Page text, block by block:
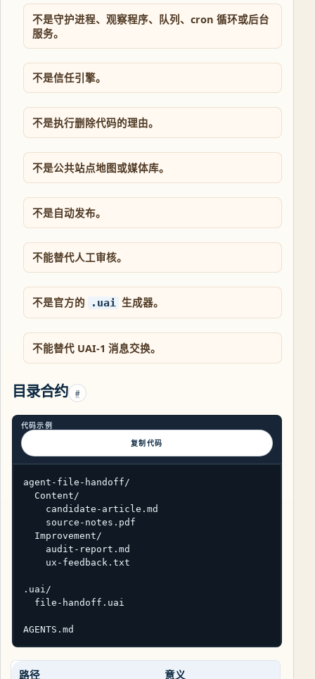
不是守护进程、观察程序、队列、cron 循环或后台
服务。
不是信任引擎。
不是执行删除代码的理由。
不是公共站点地图或媒体库。
不是自动发布。
不能替代人工审核。
不是官方的 .uai 生成器。
不能替代 UAI-1 消息交换。
目录合约 #
代码示例
复制代码
agent-file-handoff/
  Content/
    candidate-article.md
    source-notes.pdf
  Improvement/
    audit-report.md
    ux-feedback.txt
.uai/
  file-handoff.uai
AGENTS.md
路径 意义